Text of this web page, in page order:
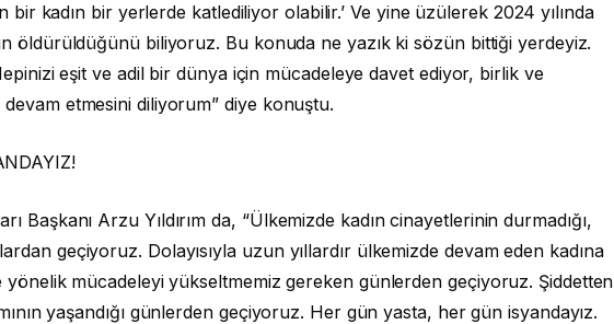
bir kadın bir yerlerde katlediliyor olabilir.’ Ve yine üzülerek 2024 yılında
öldürüldüğünü biliyoruz. Bu konuda ne yazık ki sözün bittiği yerdeyiz.
eşit ve adil bir dünya için mücadeleye davet ediyor, birlik ve
devam etmesini diliyorum” diye konuştu.
Başkanı Arzu Yıldırım da, “Ülkemizde kadın cinayetlerinin durmadığı,
geçiyoruz. Dolayısıyla uzun yıllardır ülkemizde devam eden kadına
yönelik mücadeleyi yükseltmemiz gereken günlerden geçiyoruz. Şiddetten
yaşandığı günlerden geçiyoruz. Her gün yasta, her gün isyandayız.